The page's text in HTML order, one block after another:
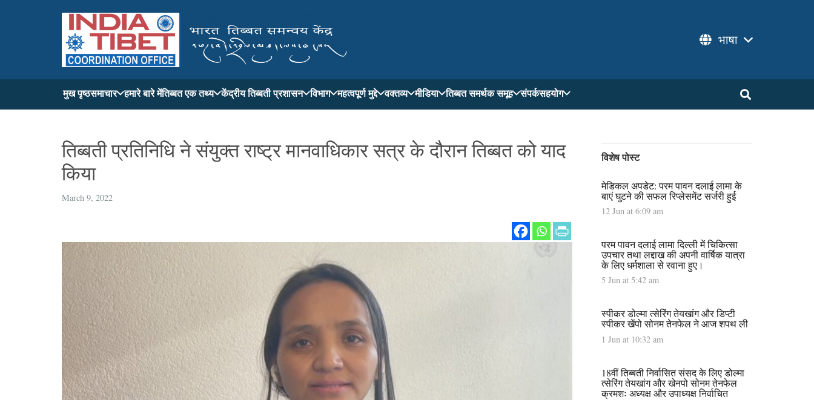
भाषा
मुख पृष्ठसमाचार हमारे बारे मेंतिब्बत एक तथ्य केंद्रीय तिब्बती प्रशासन विभाग महत्वपूर्ण मुद्दे वक्तव्य मीडिया तिब्बत समर्थक समूह संपर्कसहयोग
तिब्बती प्रतिनिधि ने संयुक्त राष्ट्र मानवाधिकार सत्र के दौरान तिब्बत को याद
किया
March 9, 2022
विशेष पोस्ट
मेडिकल अपडेट: परम पावन दलाई लामा के
बाएं घुटने की सफल रिप्लेसमेंट सर्जरी हुई
12 Jun at 6:09 am
परम पावन दलाई लामा दिल्ली में चिकित्सा
उपचार तथा लद्दाख की अपनी वार्षिक यात्रा
के लिए धर्मशाला से रवाना हुए।
5 Jun at 5:42 am
स्पीकर डोल्मा त्सेरिंग तेयखांग और डिप्टी
स्पीकर खेंपो सोनम तेनफेल ने आज शपथ ली
1 Jun at 10:32 am
18वीं तिब्बती निर्वासित संसद के लिए डोल्मा
त्सेरिंग तेयखांग और खेनपो सोनम तेनफेल
क्रमशः अध्यक्ष और उपाध्यक्ष निर्वाचित